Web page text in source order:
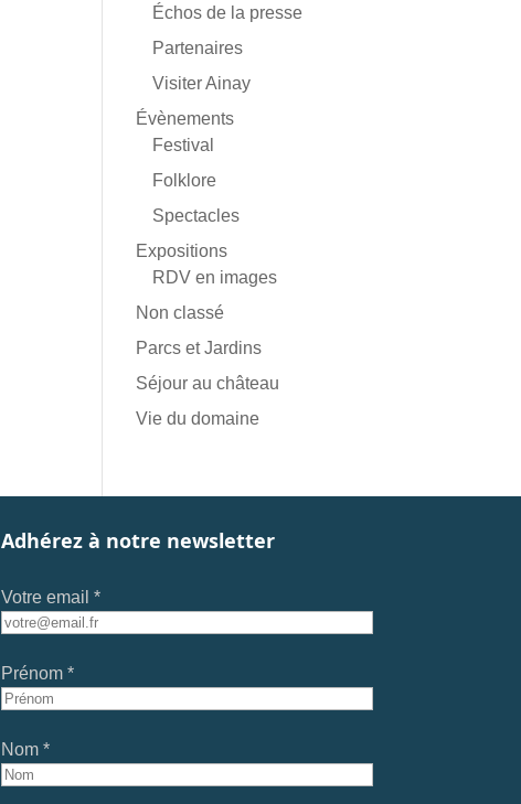
Échos de la presse
Partenaires
Visiter Ainay
Évènements
Festival
Folklore
Spectacles
Expositions
RDV en images
Non classé
Parcs et Jardins
Séjour au château
Vie du domaine
Adhérez à notre newsletter
Votre email *
Prénom *
Nom *